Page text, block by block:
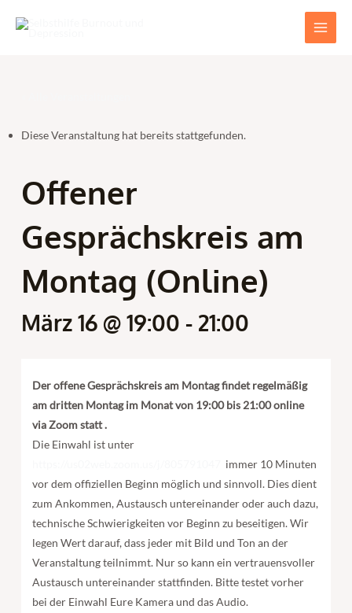
Inhalt
Main
Diese Veranstaltung hat bereits stattgefunden.
Offener
Gesprächskreis am
Montag (Online)
März 16 @ 19:00 - 21:00
Der offene Gesprächskreis am Montag findet regelmäßig
am dritten Montag im Monat von 19:00 bis 21:00 online
via Zoom statt .
Die Einwahl ist unter
immer 10 Minuten
vor dem offiziellen Beginn möglich und sinnvoll. Dies dient
zum Ankommen, Austausch untereinander oder auch dazu,
technische Schwierigkeiten vor Beginn zu beseitigen. Wir
legen Wert darauf, dass jeder mit Bild und Ton an der
Veranstaltung teilnimmt. Nur so kann ein vertrauensvoller
Austausch untereinander stattfinden. Bitte testet vorher
bei der Einwahl Eure Kamera und das Audio.